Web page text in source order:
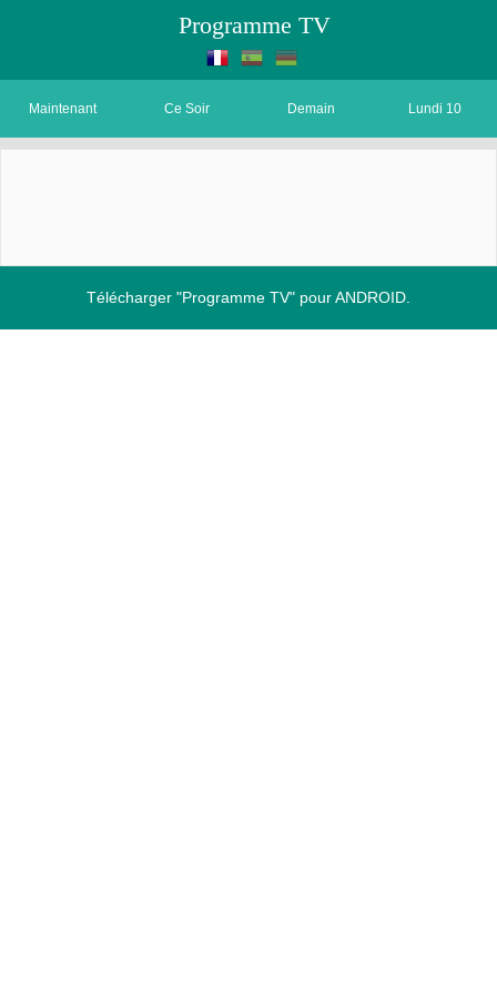
Programme TV
Maintenant Ce Soir Demain Lundi 10
Télécharger "Programme TV" pour ANDROID.